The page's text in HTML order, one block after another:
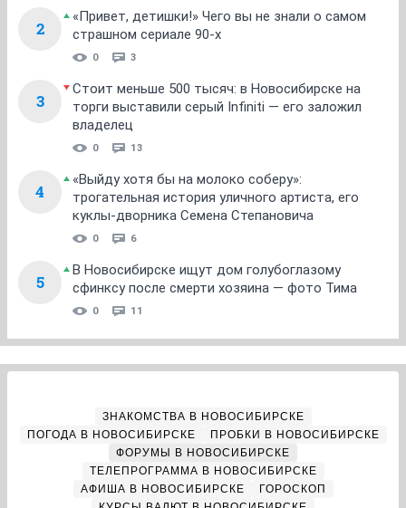
2
«Привет, детишки!» Чего вы не знали о самом
страшном сериале 90-х
0 3
3
Стоит меньше 500 тысяч: в Новосибирске на
торги выставили серый Infiniti — его заложил
владелец
0 13
4
«Выйду хотя бы на молоко соберу»:
трогательная история уличного артиста, его
куклы-дворника Семена Степановича
0 6
5
В Новосибирске ищут дом голубоглазому
сфинксу после смерти хозяина — фото Тима
0 11
ЗНАКОМСТВА В НОВОСИБИРСКЕ
ПОГОДА В НОВОСИБИРСКЕ
ПРОБКИ В НОВОСИБИРСКЕ
ФОРУМЫ В НОВОСИБИРСКЕ
ТЕЛЕПРОГРАММА В НОВОСИБИРСКЕ
АФИША В НОВОСИБИРСКЕ
ГОРОСКОП